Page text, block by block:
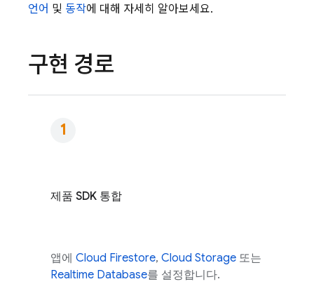
언어 및 동작에 대해 자세히 알아보세요.
구현 경로
제품 SDK 통합
앱에 Cloud Firestore, Cloud Storage 또는
Realtime Database를 설정합니다.